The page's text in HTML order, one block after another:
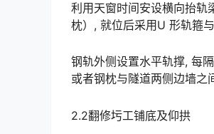
利用天窗时间安设横向抬轨
枕）, 就位后采用U 形轨箍
钢轨外侧设置水平轨撑, 每
或者钢枕与隧道两侧边墙之
2.2翻修圬工铺底及仰拱